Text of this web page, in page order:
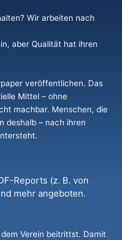
Wir arbeiten nach
aber Qualität hat ihren
veröffentlichen. Das
Mittel – ohne
machbar. Menschen, die
deshalb – nach ihren
Reports (z. B. von
mehr angeboten.
Verein beitrittst. Damit